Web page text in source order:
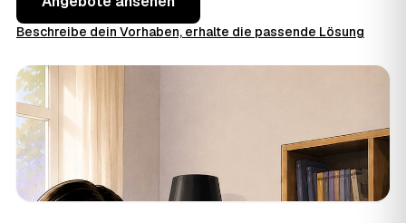
Beschreibe dein Vorhaben, erhalte die passende Lösung